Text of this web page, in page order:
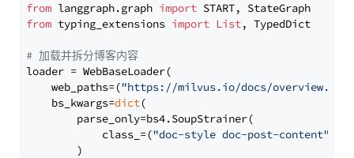
from langgraph.graph import
from typing_extensions import List, TypedDict
# 加载并拆分博客内容
loader = WebBaseLoader(
    web_paths=(
"https://milvus.io/docs/overview.md"
    bs_kwargs=
dict(
        parse_only=bs4.SoupStrainer(
            class_=(
"doc-style doc-post-content"
        )